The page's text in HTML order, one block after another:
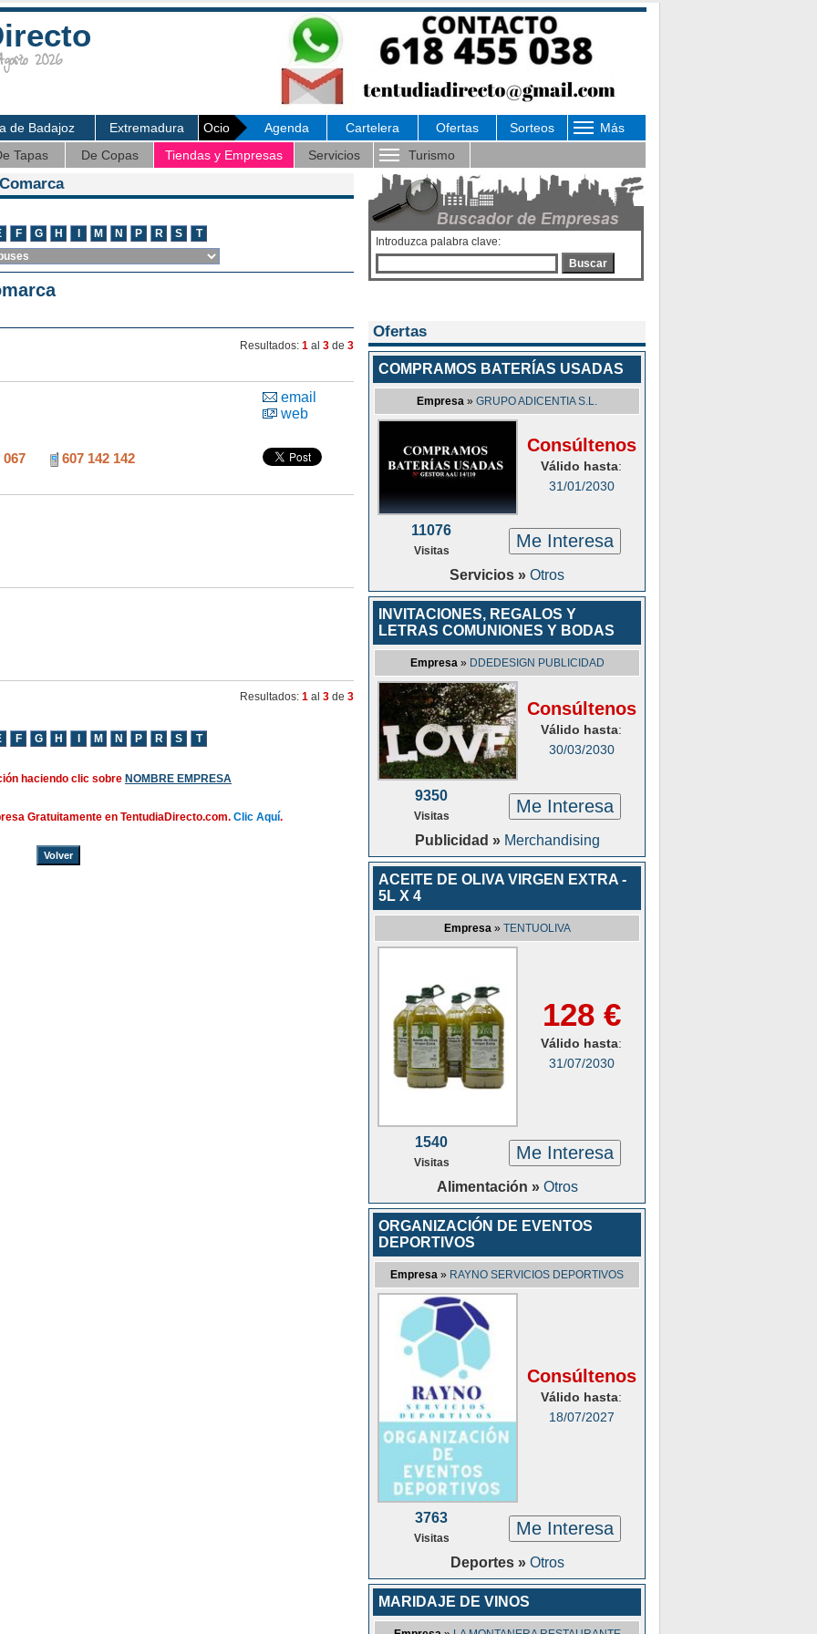
2026
de Badajoz Extremadura Ocio Agenda Cartelera Ofertas Sorteos
Más
Tapas De Copas Tiendas y Empresas Servicios Turismo
Resultados: 1 al 3 de 3
067 607 142 142
email
web
Resultados: 1 al 3 de 3
haciendo clic sobre NOMBRE EMPRESA
Gratuitamente en TentudiaDirecto.com. Clic Aquí.
Volver
Introduzca palabra clave:
Buscar
Ofertas
COMPRAMOS BATERÍAS USADAS
Empresa » GRUPO ADICENTIA S.L.
Consúltenos
Válido hasta:
31/01/2030
11076
Visitas Me Interesa
Servicios » Otros
INVITACIONES, REGALOS Y
LETRAS COMUNIONES Y BODAS
Empresa» DDEDESIGN PUBLICIDAD
Consúltenos
Válido hasta:
30/03/2030
9350
Visitas Me Interesa
Publicidad » Merchandising
ACEITE DE OLIVA VIRGEN EXTRA -
5L X 4
Empresa» TENTUOLIVA
128 €
Válido hasta:
31/07/2030
1540
Visitas Me Interesa
Alimentación » Otros
ORGANIZACIÓN DE EVENTOS
DEPORTIVOS
Empresa » RAYNO SERVICIOS DEPORTIVOS
Consúltenos
Válido hasta:
18/07/2027
3763
Visitas Me Interesa
Deportes » Otros
MARIDAJE DE VINOS